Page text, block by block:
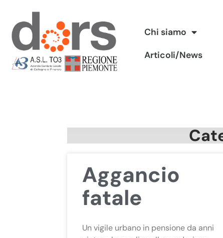
Vai
al
contenuto
Chi siamo
Articoli/News
Aggancio
fatale
Un vigile urbano in pensione da anni